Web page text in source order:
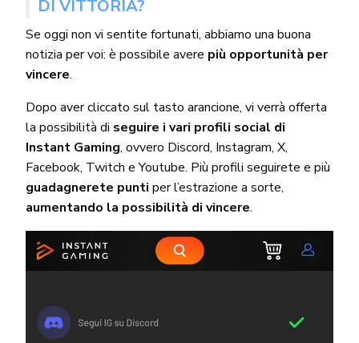
DI VITTORIA?
Se oggi non vi sentite fortunati, abbiamo una buona
notizia per voi: è possibile avere più opportunità per
vincere.
Dopo aver cliccato sul tasto arancione, vi verrà offerta
la possibilità di seguire i vari profili social di
Instant Gaming, ovvero Discord, Instagram, X,
Facebook, Twitch e Youtube. Più profili seguirete e più
guadagnerete punti per l’estrazione a sorte,
aumentando la possibilità di vincere.